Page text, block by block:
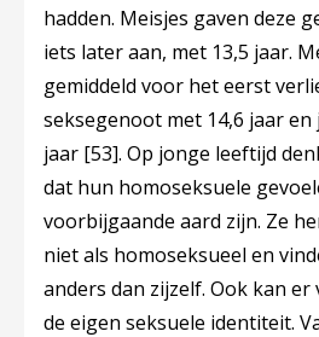
hadden. Meisjes gaven deze
iets later aan, met 13,5 jaar.
gemiddeld voor het eerst
seksegenoot met 14,6 jaar en
jaar [53]. Op jonge leeftijd
dat hun homoseksuele
voorbijgaande aard zijn. Ze
niet als homoseksueel en
anders dan zijzelf. Ook kan
de eigen seksuele identiteit.